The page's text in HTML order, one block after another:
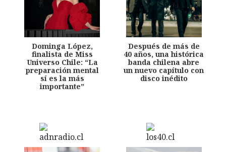
Dominga López,
finalista de Miss
Universo Chile: “La
preparación mental
sí es la más
importante”
Después de más de
40 años, una histórica
banda chilena abre
un nuevo capítulo con
disco inédito